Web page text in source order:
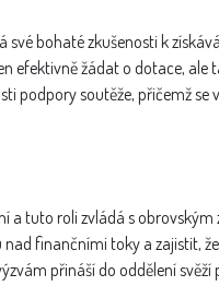
své bohaté zkušenosti k
efektivně žádat o dotace,
podpory soutěže, přičemž
a tuto roli zvládá s
finančními toky a zajistit,
přináší do oddělení